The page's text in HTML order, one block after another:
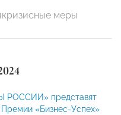
меры
РОССИИ» представят
«Бизнес-Успех»